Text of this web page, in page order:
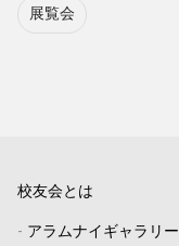
展覧会
校友会とは
- アラムナイギャラリー